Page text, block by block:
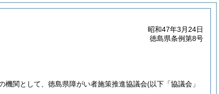
昭和47年3月24日
徳島県条例第8号
機関として、徳島県障がい者施策推進協議会(以下「協議会」